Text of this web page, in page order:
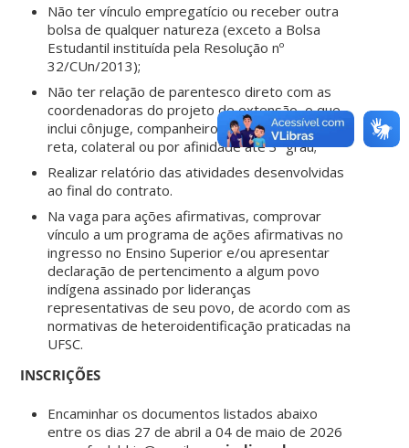
Não ter vínculo empregatício ou receber outra
bolsa de qualquer natureza (exceto a Bolsa
Estudantil instituída pela Resolução nº
32/CUn/2013);
Não ter relação de parentesco direto com as
coordenadoras do projeto de extensão, o que
inclui cônjuge, companheiro, parente em linha
reta, colateral ou por afinidade até 3º grau;
Realizar relatório das atividades desenvolvidas
ao final do contrato.
Na vaga para ações afirmativas, comprovar
vínculo a um programa de ações afirmativas no
ingresso no Ensino Superior e/ou apresentar
declaração de pertencimento a algum povo
indígena assinado por lideranças
representativas de seu povo, de acordo com as
normativas de heteroidentificação praticadas na
UFSC.
INSCRIÇÕES
Encaminhar os documentos listados abaixo
entre os dias 27 de abril a 04 de maio de 2026